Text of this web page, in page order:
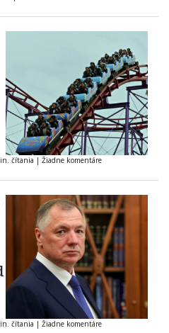
čítania | Žiadne komentáre
čítania | Žiadne komentáre